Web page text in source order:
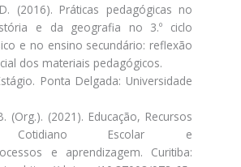
(2016). Práticas pedagógicas no
e da geografia no 3.º ciclo
e no ensino secundário: reflexão
dos materiais pedagógicos.
Ponta Delgada: Universidade
(Org.). (2021). Educação, Recursos
Cotidiano Escolar e
e aprendizagem. Curitiba: